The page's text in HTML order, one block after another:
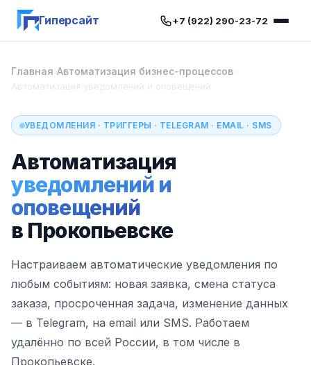
Гиперсайт +7 (922) 290-23-72
Главная›Автоматизация бизнес-процессов›
Автоматизация уведомлений и оповещений
УВЕДОМЛЕНИЯ · ТРИГГЕРЫ · TELEGRAM · EMAIL · SMS
Автоматизация
уведомлений и
оповещений
в Прокопьевске
Настраиваем автоматические уведомления по
любым событиям: новая заявка, смена статуса
заказа, просроченная задача, изменение данных
— в Telegram, на email или SMS. Работаем
удалённо по всей России, в том числе в
Прокопьевске.